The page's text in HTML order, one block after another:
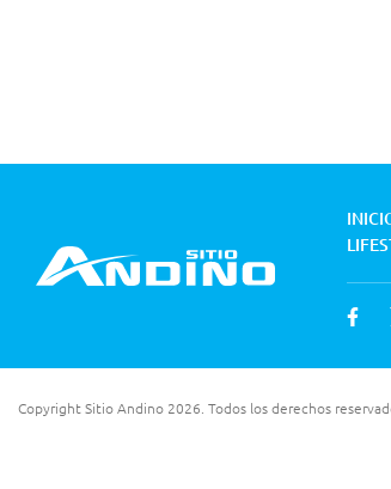
Copyright Sitio Andino 2026. Todos los derechos